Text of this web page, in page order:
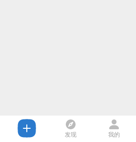
发现 我的